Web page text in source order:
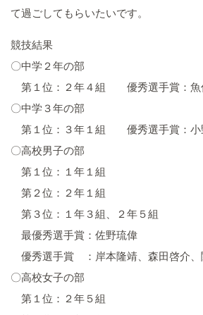
て過ごしてもらいたいです。
競技結果
〇中学２年の部
第１位：２年４組 優秀選手賞：魚
〇中学３年の部
第１位：３年１組 優秀選手賞：小
〇高校男子の部
第１位：１年１組
第２位：２年１組
第３位：１年３組、２年５組
最優秀選手賞：佐野琉偉
優秀選手賞 ：岸本隆靖、森田啓介、
〇高校女子の部
第１位：２年５組